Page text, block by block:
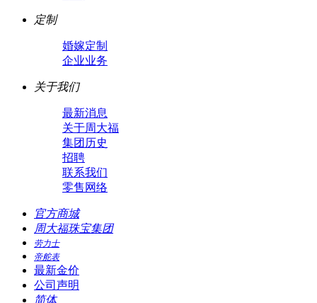
定制
婚嫁定制
企业业务
关于我们
最新消息
关于周大福
集团历史
招聘
联系我们
零售网络
官方商城
周大福珠宝集团
劳力士
帝舵表
最新金价
公司声明
简体